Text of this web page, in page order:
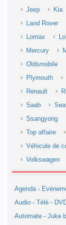
Jeep
Kia
Land Rover
Lomax
Mercury
Oldsmobile
Plymouth
Renault
Saab
Ssangyong
Top affaire
Véhicule de
Volkswagen
Agenda -
Audio - Télé -
Automate - Juke